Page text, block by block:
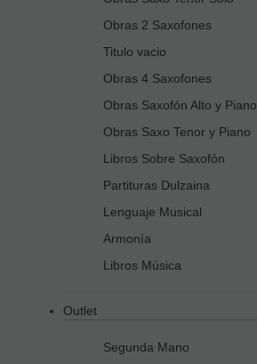
Obras 2 Saxofones
Titulo vacio
Obras 4 Saxofones
Obras Saxofón Alto y Piano
Obras Saxo Tenor y Piano
Libros Sobre Saxofón
Partituras Dulzaina
Lenguaje Musical
Armonía
Libros Música
Outlet
Segunda Mano